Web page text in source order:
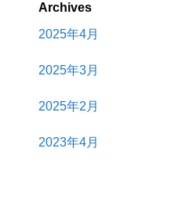
Archives
2025年4月
2025年3月
2025年2月
2023年4月